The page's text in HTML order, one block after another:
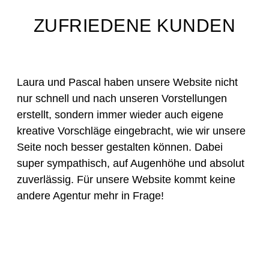
ZUFRIEDENE KUNDEN
Laura und Pascal haben unsere Website nicht
nur schnell und nach unseren Vorstellungen
erstellt, sondern immer wieder auch eigene
kreative Vorschläge eingebracht, wie wir unsere
Seite noch besser gestalten können. Dabei
super sympathisch, auf Augenhöhe und absolut
zuverlässig. Für unsere Website kommt keine
andere Agentur mehr in Frage!